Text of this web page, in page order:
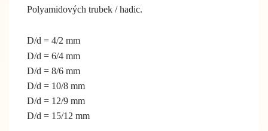
Polyamidových trubek / hadic.
D/d = 4/2 mm
D/d = 6/4 mm
D/d = 8/6 mm
D/d = 10/8 mm
D/d = 12/9 mm
D/d = 15/12 mm